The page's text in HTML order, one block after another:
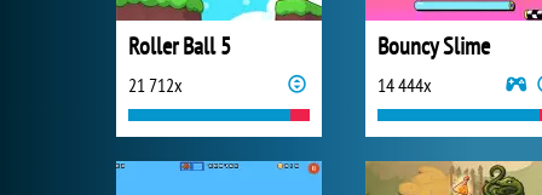
Roller Ball 5
21 712x
Bouncy Slime
14 444x